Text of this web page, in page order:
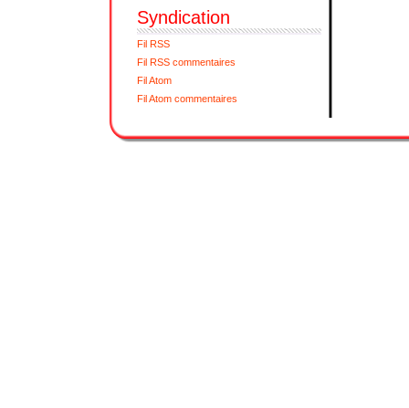
Syndication
Fil RSS
Fil RSS commentaires
Fil Atom
Fil Atom commentaires